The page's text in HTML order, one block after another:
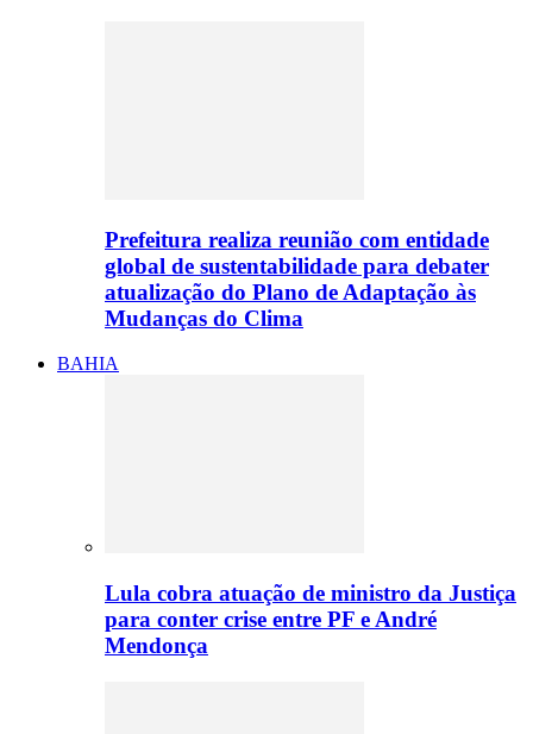
Prefeitura realiza reunião com entidade
global de sustentabilidade para debater
atualização do Plano de Adaptação às
Mudanças do Clima
BAHIA
Lula cobra atuação de ministro da Justiça
para conter crise entre PF e André
Mendonça